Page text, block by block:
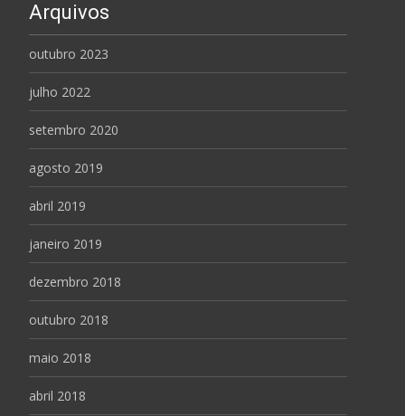
Arquivos
outubro 2023
julho 2022
setembro 2020
agosto 2019
abril 2019
janeiro 2019
dezembro 2018
outubro 2018
maio 2018
abril 2018